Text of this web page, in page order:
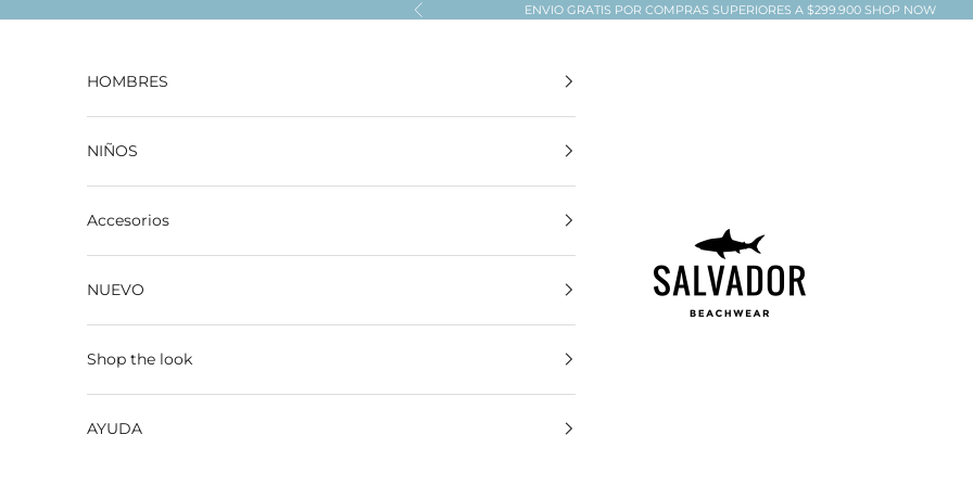
Anterior ENVIO GRATIS POR COMPRAS SUPERIORES A $299.900 SHOP NOW
Salvador Beachwear
HOMBRES
NIÑOS
Accesorios
NUEVO
Shop the look
AYUDA